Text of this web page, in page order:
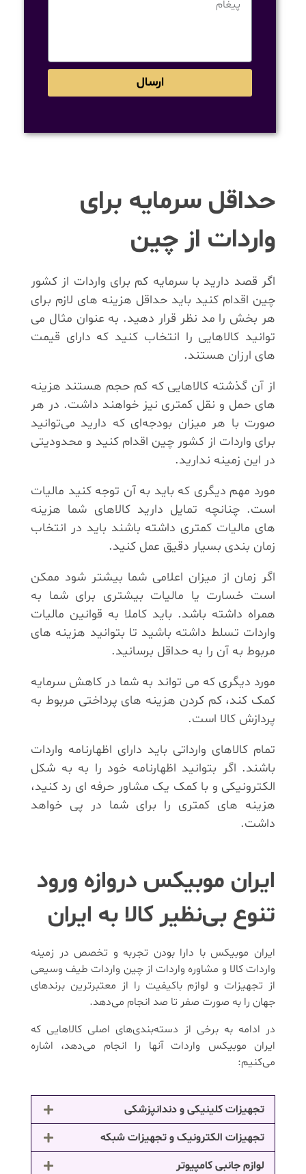
ارسال
حداقل سرمایه برای
واردات از چین
اگر قصد دارید با سرمایه کم برای واردات از کشور
چین اقدام کنید باید حداقل هزینه های لازم برای
هر بخش را مد نظر قرار دهید. به عنوان مثال می
توانید کالاهایی را انتخاب کنید که دارای قیمت
های ارزان هستند.
از آن گذشته کالاهایی که کم حجم هستند هزینه
های حمل و نقل کمتری نیز خواهند داشت. در هر
صورت با هر میزان بودجه‌ای که دارید می‌توانید
برای واردات از کشور چین اقدام کنید و محدودیتی
در این زمینه ندارید.
مورد مهم دیگری که باید به آن توجه کنید مالیات
است. چنانچه تمایل دارید کالاهای شما هزینه
های مالیات کمتری داشته باشند باید در انتخاب
زمان بندی بسیار دقیق عمل کنید.
اگر زمان از میزان اعلامی شما بیشتر شود ممکن
است خسارت یا مالیات بیشتری برای شما به
همراه داشته باشد. باید کاملا به قوانین مالیات
واردات تسلط داشته باشید تا بتوانید هزینه های
مربوط به آن را به حداقل برسانید.
مورد دیگری که می تواند به شما در کاهش سرمایه
کمک کند، کم کردن هزینه های پرداختی مربوط به
پردازش کالا است.
تمام کالاهای وارداتی باید دارای اظهارنامه واردات
باشند. اگر بتوانید اظهارنامه خود را به به شکل
الکترونیکی و با کمک یک مشاور حرفه ای رد کنید،
هزینه های کمتری را برای شما در پی خواهد
داشت.
ایران موبیکس دروازه ورود
تنوع بی‌نظیر کالا به ایران
ایران موبیکس با دارا بودن تجربه و تخصص در زمینه
واردات کالا و مشاوره واردات از چین واردات طیف وسیعی
از تجهیزات و لوازم باکیفیت را از معتبرترین برندهای
جهان را به صورت صفر تا صد انجام می‌دهد.
در ادامه به برخی از دسته‌بندی‌های اصلی کالاهایی که
ایران موبیکس واردات آنها را انجام می‌دهد، اشاره
می‌کنیم:
تجهیزات کلینیکی و دندانپزشکی
تجهیزات الکترونیک و تجهیزات شبکه
لوازم جانبی کامپیوتر